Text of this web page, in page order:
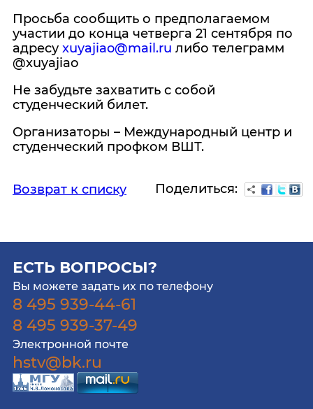
Просьба сообщить о предполагаемом
участии до конца четверга 21 сентября по
адресу xuyajiao@mail.ru либо телеграмм
@xuyajiao
Не забудьте захватить с собой
студенческий билет.
Организаторы – Международный центр и
студенческий профком ВШТ.
Возврат к списку Поделиться:
ЕСТЬ ВОПРОСЫ?
Вы можете задать их по телефону
8 495 939-44-61
8 495 939-37-49
Электронной почте
hstv@bk.ru